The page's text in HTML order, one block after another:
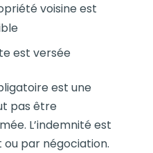
voisine est
est versée
est une
pas être
L’indemnité est
par négociation.